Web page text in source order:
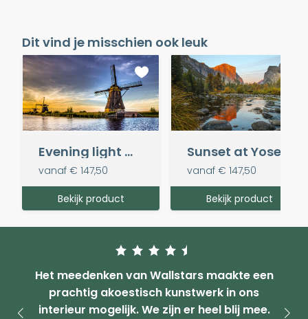
Dit vind je misschien ook leuk
Evening light @ Kinderdijk
vanaf € 147,50
Bekijk product
vanaf € 147,50
Bekijk product
Het meedenken van Wallstars maakte een
prachtig akoestisch kunstwerk in ons
interieur mogelijk. We zijn er heel blij mee.